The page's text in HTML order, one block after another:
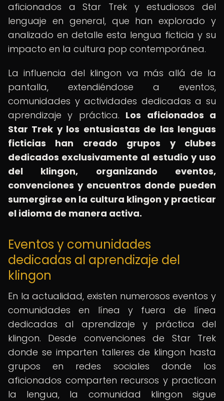
aficionados a Star Trek y estudiosos del
lenguaje en general, que han explorado y
analizado en detalle esta lengua ficticia y su
impacto en la cultura pop contemporánea.
La influencia del klingon va más allá de la
pantalla, extendiéndose a eventos,
comunidades y actividades dedicadas a su
aprendizaje y práctica. Los aficionados a
Star Trek y los entusiastas de las lenguas
ficticias han creado grupos y clubes
dedicados exclusivamente al estudio y uso
del klingon, organizando eventos,
convenciones y encuentros donde pueden
sumergirse en la cultura klingon y practicar
el idioma de manera activa.
Eventos y comunidades
dedicadas al aprendizaje del
klingon
En la actualidad, existen numerosos eventos y
comunidades en línea y fuera de línea
dedicadas al aprendizaje y práctica del
klingon. Desde convenciones de Star Trek
donde se imparten talleres de klingon hasta
grupos en redes sociales donde los
aficionados comparten recursos y practican
la lengua, la comunidad klingon sigue